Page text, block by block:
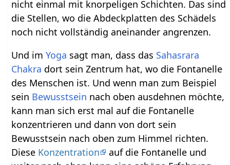
nicht einmal mit knorpeligen Schichten. Das sind
die Stellen, wo die Abdeckplatten des Schädels
noch nicht vollständig aneinander angrenzen.
Und imYoga sagt man, dass das Sahasrara
Chakra dort sein Zentrum hat, wo die Fontanelle
des Menschen ist. Und wenn man zum Beispiel
sein Bewusstsein nach oben ausdehnen möchte,
kann man sich erst mal auf die Fontanelle
konzentrieren und dann von dort sein
Bewusstsein nach oben zum Himmel richten.
Diese Konzentration
auf die Fontanelle und